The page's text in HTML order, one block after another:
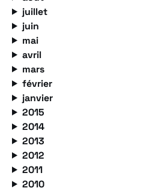
juillet
juin
mai
avril
mars
février
janvier
2015
2014
2013
2012
2011
2010